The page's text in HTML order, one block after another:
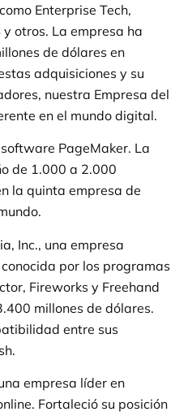
Enterprise Tech,
otros. La empresa ha
de dólares en
adquisiciones y su
nuestra Empresa del
en el mundo digital.
PageMaker. La
de 1.000 a 2.000
la quinta empresa de
Inc., una empresa
por los programas
Fireworks y Freehand
millones de dólares.
entre sus
empresa líder en
Fortaleció su posición